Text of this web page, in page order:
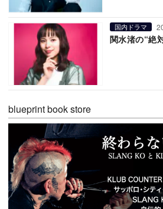
国内ドラマ
関水渚の“絶
blueprint book store